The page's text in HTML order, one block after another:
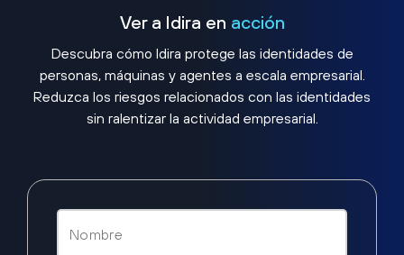
Ver a Idira en acción
Descubra cómo Idira protege las identidades de
personas, máquinas y agentes a escala empresarial.
Reduzca los riesgos relacionados con las identidades
sin ralentizar la actividad empresarial.